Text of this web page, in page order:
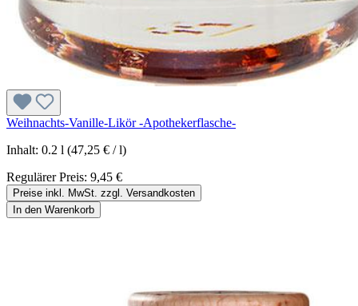
Weihnachts-Vanille-Likör -Apothekerflasche-
Inhalt: 0.2 l (47,25 € / l)
Regulärer Preis: 9,45 €
Preise inkl. MwSt. zzgl. Versandkosten
In den Warenkorb